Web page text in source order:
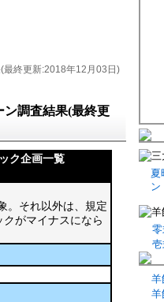
最終更新:2018年12月03日)
調査結果(最終更
ク企画一覧
。それ以外は、規定
がマイナスになら
夏
ン
羊
羊